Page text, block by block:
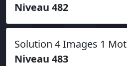
Niveau 482
Solution 4 Images 1 Mot
Niveau 483